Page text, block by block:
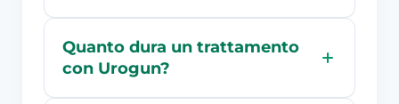
Quanto dura un trattamento
con Urogun?